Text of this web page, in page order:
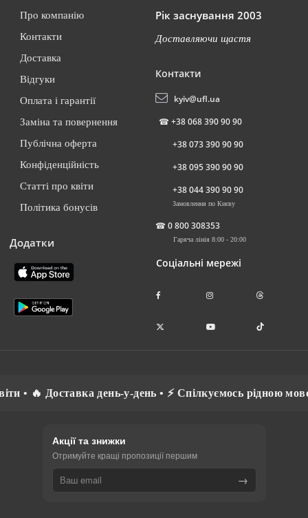
Про компанію
Контакти
Доставка
Відгуки
Оплата і гарантії
Заміна та повернення
Публічна оферта
Конфіденційність
Статті про квіти
Політика бонусів
Додатки
Рік заснування 2003
Доставляючи щастя
Контакти
kyiv@ufl.ua
☎ +38 068 390 90 90
+38 073 390 90 90
+38 095 390 90 90
+38 044 390 90 90
Замовлення по Києву
☎ 0 800 308353
Гаряча лінія 8:00 - 20:00
Соціальні мережі
🔥 Доставка день-у-день • ⚡ Спілкуємось рідною
Акції та знижки
Отримуйте кращі пропозиції першим
→